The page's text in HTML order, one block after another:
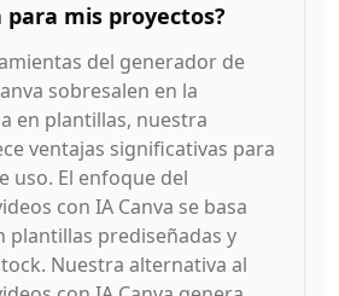
para mis proyectos?
del generador de
sobresalen en la
en plantillas, nuestra
ventajas significativas para
uso. El enfoque del
con IA Canva se basa
plantillas prediseñadas y
Nuestra alternativa al